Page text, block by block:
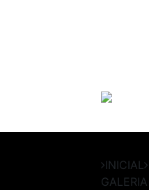
INICIAL